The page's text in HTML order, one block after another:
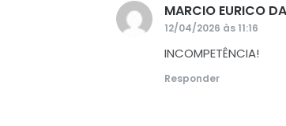
MARCIO EURICO
12/04/2026 às 11:16
INCOMPETÊNCIA!
Responder